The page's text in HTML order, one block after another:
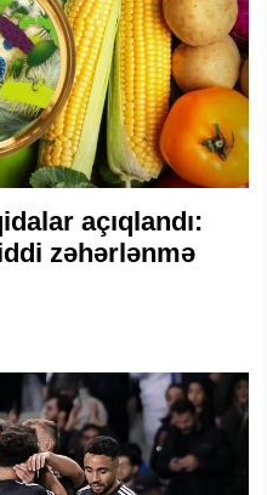
açıqlandı:
zəhərlənmə